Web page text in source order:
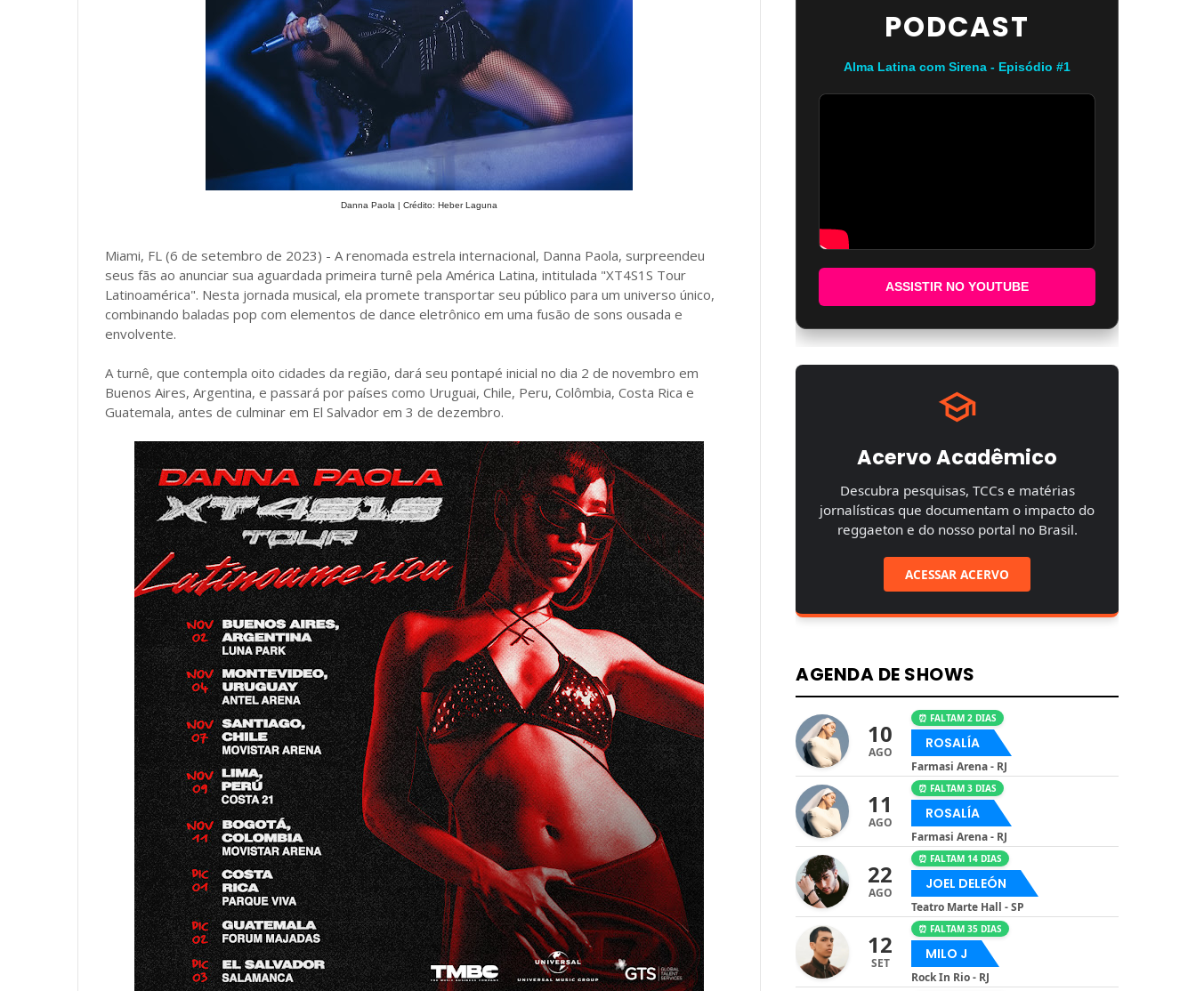
Danna Paola | Crédito: Heber Laguna
Miami, FL (6 de setembro de 2023) - A renomada estrela internacional, Danna Paola, surpreendeu
seus fãs ao anunciar sua aguardada primeira turnê pela América Latina, intitulada "XT4S1S Tour
Latinoamérica". Nesta jornada musical, ela promete transportar seu público para um universo único,
combinando baladas pop com elementos de dance eletrônico em uma fusão de sons ousada e
envolvente.
A turnê, que contempla oito cidades da região, dará seu pontapé inicial no dia 2 de novembro em
Buenos Aires, Argentina, e passará por países como Uruguai, Chile, Peru, Colômbia, Costa Rica e
Guatemala, antes de culminar em El Salvador em 3 de dezembro.
PODCAST
Alma Latina com Sirena - Episódio #1
ASSISTIR NO YOUTUBE
Acervo Acadêmico
Descubra pesquisas, TCCs e matérias
jornalísticas que documentam o impacto do
reggaeton e do nosso portal no Brasil.
ACESSAR ACERVO
AGENDA DE SHOWS
10
AGO
⏰ FALTAM 2 DIAS
ROSALÍA
Farmasi Arena - RJ
11
AGO
⏰ FALTAM 3 DIAS
ROSALÍA
Farmasi Arena - RJ
22
AGO
⏰ FALTAM 14 DIAS
JOEL DELEÓN
Teatro Marte Hall - SP
12
SET
⏰ FALTAM 35 DIAS
MILO J
Rock In Rio - RJ